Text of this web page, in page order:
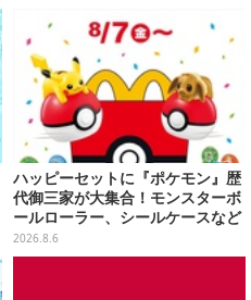
ハッピーセットに『ポケモン』歴
代御三家が大集合！モンスターボ
ールローラー、シールケースなど
全12種
2026.8.6